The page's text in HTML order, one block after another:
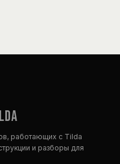
работающих с Tilda
и разборы для